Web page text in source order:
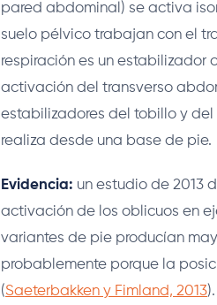
pared abdominal) se activa
suelo pélvico trabajan con el
respiración es un estabilizador
activación del transverso
estabilizadores del tobillo y
realiza desde una base de pie.
Evidencia: un estudio de 2013
activación de los oblicuos en
variantes de pie producían
probablemente porque la
(Saeterbakken y Fimland, 2013